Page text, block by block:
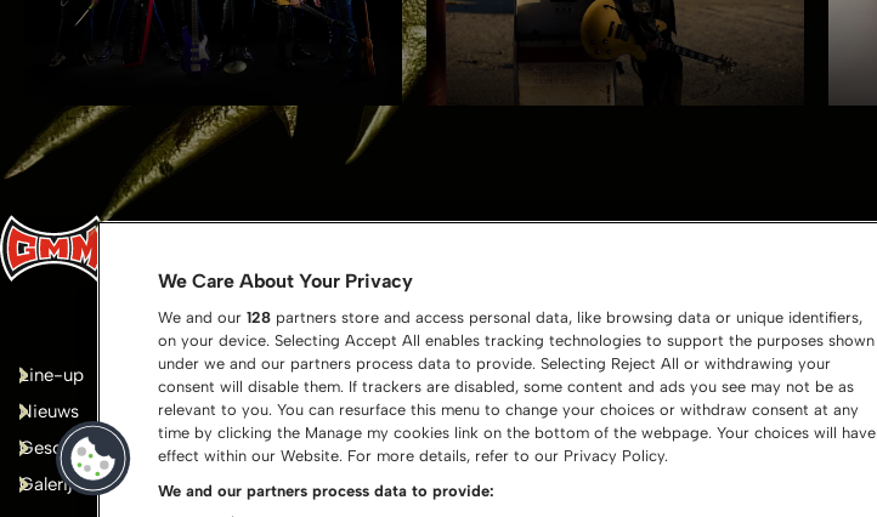
Line-up
Nieuws
Geschiedenis
Galerij
Bedankt!
Shop
Pers
Contact
We Care About Your Privacy
We and our 128 partners store and access personal data, like browsing data or unique identifiers,
on your device. Selecting Accept All enables tracking technologies to support the purposes shown
under we and our partners process data to provide. Selecting Reject All or withdrawing your
consent will disable them. If trackers are disabled, some content and ads you see may not be as
relevant to you. You can resurface this menu to change your choices or withdraw consent at any
time by clicking the Manage my cookies link on the bottom of the webpage. Your choices will have
effect within our Website. For more details, refer to our Privacy Policy.
We and our partners process data to provide: